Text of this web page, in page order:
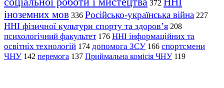
372
іноземних мов 336 Російсько-українська війна 227
ННІ фізичної культури спорту та здоров’я 208
психологічний факультет 176 ННІ інформаційних та
освітніх технологій 174 допомога ЗСУ 166 спортсмени
ЧНУ 142 перемога 137 Приймальна комісія ЧНУ 119